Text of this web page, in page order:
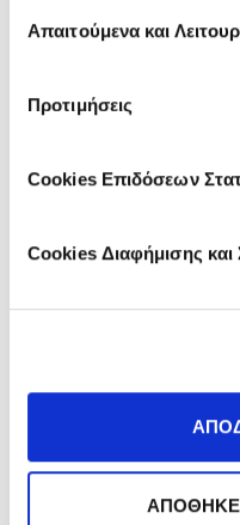
των υπηρεσιών τους.
συγκατάθεσης
Απαιτούμενα και
Προτιμήσεις
Cookies Επιδόσεων
Cookies Διαφήμισης και
Go to the
DISCOVER
<< PREVIOUS